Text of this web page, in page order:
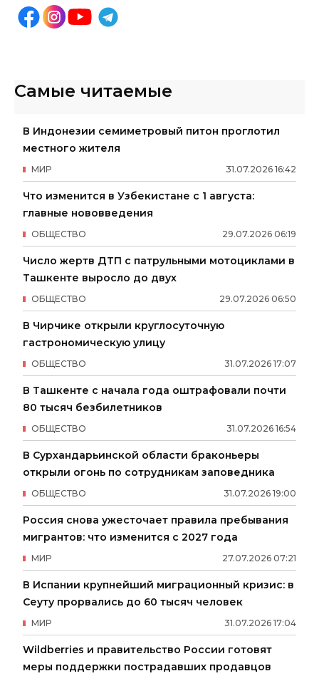
Самые читаемые
В Индонезии семиметровый питон проглотил
местного жителя
31.07.2026 16:42
МИР
Что изменится в Узбекистане с 1 августа:
главные нововведения
29.07.2026 06:19
ОБЩЕСТВО
Число жертв ДТП с патрульными мотоциклами в
Ташкенте выросло до двух
29.07.2026 06:50
ОБЩЕСТВО
В Чирчике открыли круглосуточную
гастрономическую улицу
31.07.2026 17:07
ОБЩЕСТВО
В Ташкенте с начала года оштрафовали почти
80 тысяч безбилетников
31.07.2026 16:54
ОБЩЕСТВО
В Сурхандарьинской области браконьеры
открыли огонь по сотрудникам заповедника
31.07.2026 19:00
ОБЩЕСТВО
Россия снова ужесточает правила пребывания
мигрантов: что изменится с 2027 года
27.07.2026 07:21
МИР
В Испании крупнейший миграционный кризис: в
Сеуту прорвались до 60 тысяч человек
31.07.2026 17:04
МИР
Wildberries и правительство России готовят
меры поддержки пострадавших продавцов